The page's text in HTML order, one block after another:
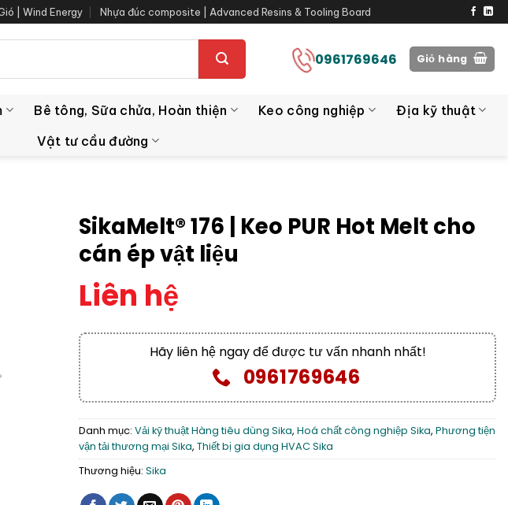
| Wind Energy Nhựa đúc composite | Advanced Resins & Tooling Board
0961769646 Giỏ hàng
Bê tông, Sữa chửa, Hoàn thiện Keo công nghiệp
Địa kỹ thuật
Vật tư cầu đường
SikaMelt® 176 | Keo PUR Hot Melt cho
cán ép vật liệu
Liên hệ
Hãy liên hệ ngay để được tư vấn nhanh nhất!
0961769646
Danh mục: Vải kỹ thuật Hàng tiêu dùng Sika, Hoá chất công nghiệp Sika, Phương tiện
vận tải thương mại Sika, Thiết bị gia dụng HVAC Sika
Thương hiệu: Sika